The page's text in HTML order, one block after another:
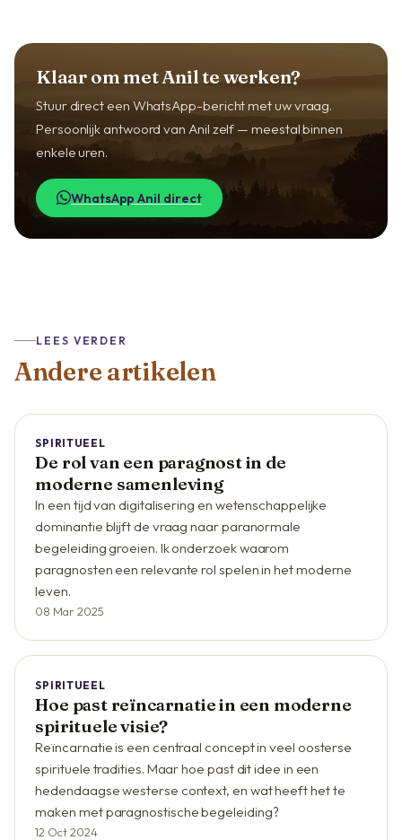
Klaar om met Anil te werken?
Stuur direct een WhatsApp-bericht met uw vraag.
Persoonlijk antwoord van Anil zelf — meestal binnen
enkele uren.
WhatsApp Anil direct
LEES VERDER
Andere artikelen
SPIRITUEEL
De rol van een paragnost in de
moderne samenleving
In een tijd van digitalisering en wetenschappelijke
dominantie blijft de vraag naar paranormale
begeleiding groeien. Ik onderzoek waarom
paragnosten een relevante rol spelen in het moderne
leven.
08 Mar 2025
SPIRITUEEL
Hoe past reïncarnatie in een moderne
spirituele visie?
Reïncarnatie is een centraal concept in veel oosterse
spirituele tradities. Maar hoe past dit idee in een
hedendaagse westerse context, en wat heeft het te
maken met paragnostische begeleiding?
12 Oct 2024